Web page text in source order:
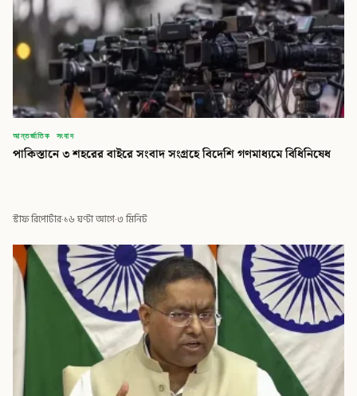
আন্তর্জাতিক সংবাদ
পাকিস্তানে ৩ শহরের বাইরে সংবাদ সংগ্রহে বিদেশি গণমাধ্যমে বিধিনিষেধ
স্টাফ রিপোর্টার·১৬ ঘণ্টা আগে·৩ মিনিট